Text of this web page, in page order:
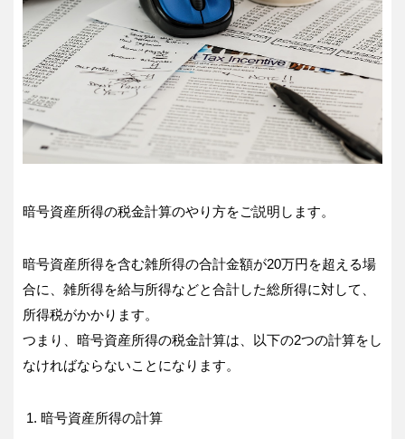
暗号資産所得の税金計算のやり方をご説明します。
暗号資産所得を含む雑所得の合計金額が20万円を超える場
合に、雑所得を給与所得などと合計した総所得に対して、
所得税がかかります。
つまり、暗号資産所得の税金計算は、以下の2つの計算をし
なければならないことになります。
暗号資産所得の計算